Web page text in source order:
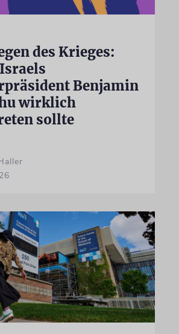
des Krieges:
Benjamin
wirklich
sollte